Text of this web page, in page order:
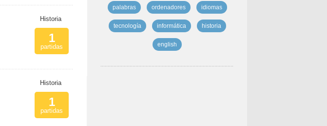
Historia
1
partidas
Historia
1
partidas
palabras ordenadores idiomas
tecnología informática historia
english